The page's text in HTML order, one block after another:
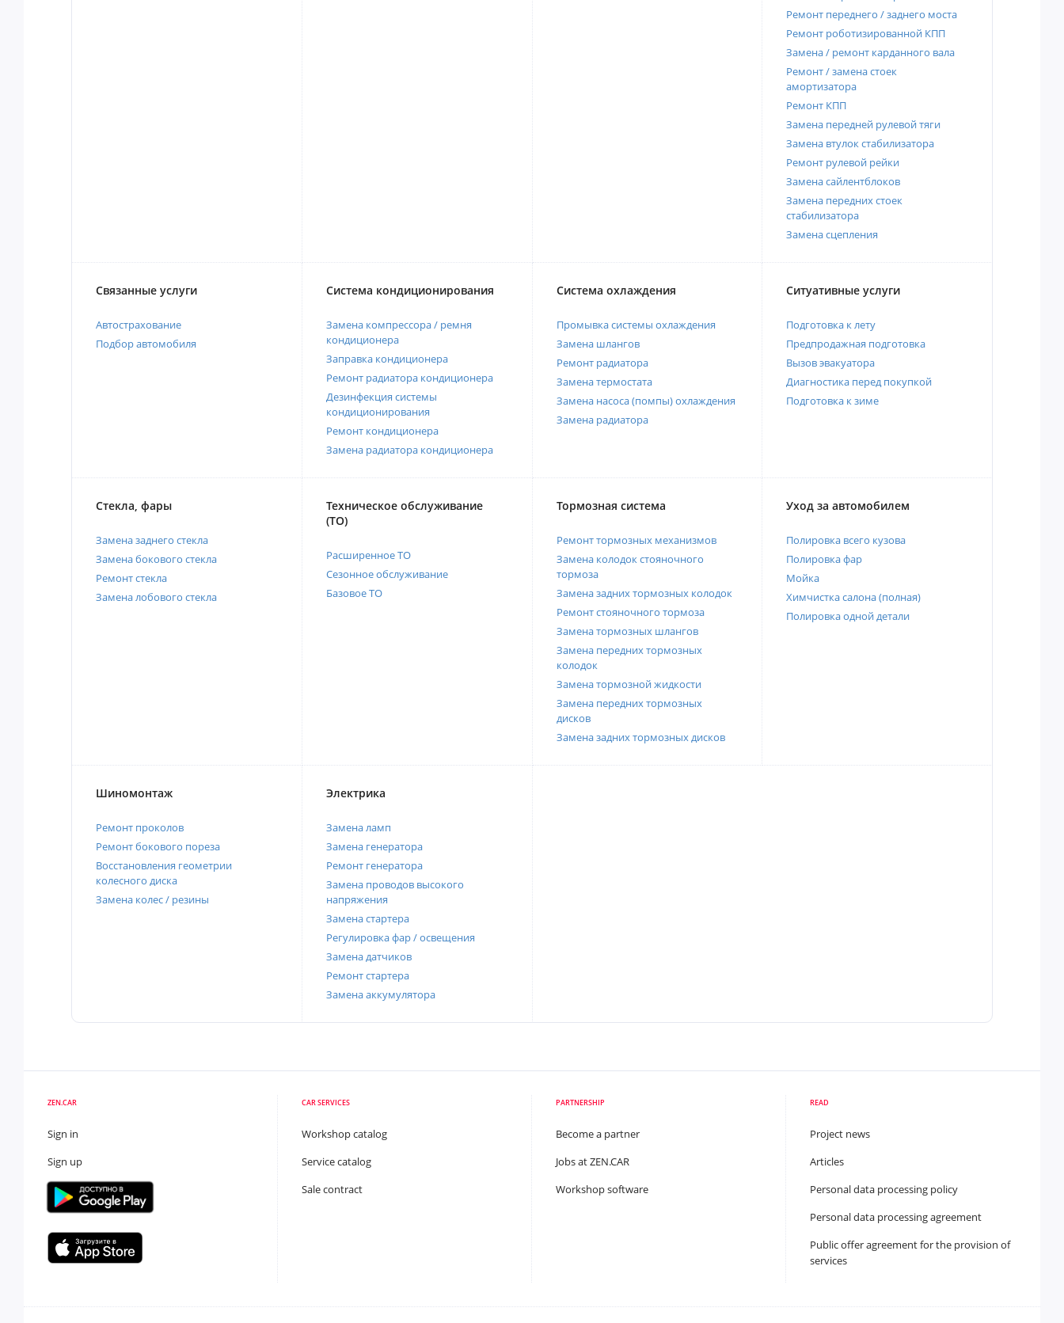
Ремонт переднего / заднего моста
Ремонт роботизированной КПП
Замена / ремонт карданного вала
Ремонт / замена стоек
амортизатора
Ремонт КПП
Замена передней рулевой тяги
Замена втулок стабилизатора
Ремонт рулевой рейки
Замена сайлентблоков
Замена передних стоек
стабилизатора
Замена сцепления
Связанные услуги
Автострахование
Подбор автомобиля
Система кондиционирования
Замена компрессора / ремня
кондиционера
Заправка кондиционера
Ремонт радиатора кондиционера
Дезинфекция системы
кондиционирования
Ремонт кондиционера
Замена радиатора кондиционера
Система охлаждения
Промывка системы охлаждения
Замена шлангов
Ремонт радиатора
Замена термостата
Замена насоса (помпы) охлаждения
Замена радиатора
Ситуативные услуги
Подготовка к лету
Предпродажная подготовка
Вызов эвакуатора
Диагностика перед покупкой
Подготовка к зиме
Стекла, фары
Замена заднего стекла
Замена бокового стекла
Ремонт стекла
Замена лобового стекла
Техническое обслуживание
(ТО)
Расширенное ТО
Сезонное обслуживание
Базовое ТО
Тормозная система
Ремонт тормозных механизмов
Замена колодок стояночного
тормоза
Замена задних тормозных колодок
Ремонт стояночного тормоза
Замена тормозных шлангов
Замена передних тормозных
колодок
Замена тормозной жидкости
Замена передних тормозных
дисков
Замена задних тормозных дисков
Уход за автомобилем
Полировка всего кузова
Полировка фар
Мойка
Химчистка салона (полная)
Полировка одной детали
Шиномонтаж
Ремонт проколов
Ремонт бокового пореза
Восстановления геометрии
колесного диска
Замена колес / резины
Электрика
Замена ламп
Замена генератора
Ремонт генератора
Замена проводов высокого
напряжения
Замена стартера
Регулировка фар / освещения
Замена датчиков
Ремонт стартера
Замена аккумулятора
ZEN.CAR
Sign in
Sign up
CAR SERVICES
Workshop catalog
Service catalog
Sale contract
PARTNERSHIP
Become a partner
Jobs at ZEN.CAR
Workshop software
READ
Project news
Articles
Personal data processing policy
Personal data processing agreement
Public offer agreement for the provision of
services